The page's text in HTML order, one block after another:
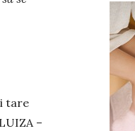
tare
–